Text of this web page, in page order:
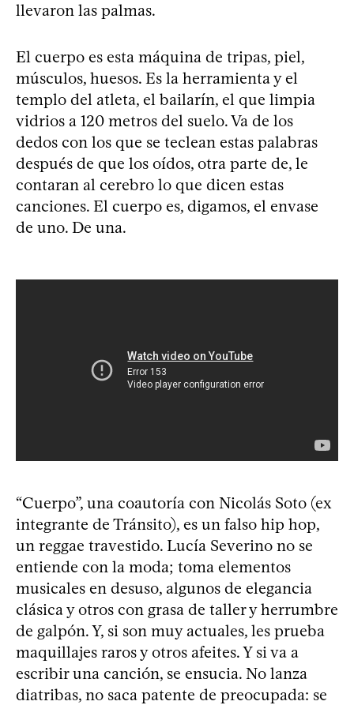
llevaron las palmas.
El cuerpo es esta máquina de tripas, piel,
músculos, huesos. Es la herramienta y el
templo del atleta, el bailarín, el que limpia
vidrios a 120 metros del suelo. Va de los
dedos con los que se teclean estas palabras
después de que los oídos, otra parte de, le
contaran al cerebro lo que dicen estas
canciones. El cuerpo es, digamos, el envase
de uno. De una.
“Cuerpo”, una coautoría con Nicolás Soto (ex
integrante de Tránsito), es un falso hip hop,
un reggae travestido. Lucía Severino no se
entiende con la moda; toma elementos
musicales en desuso, algunos de elegancia
clásica y otros con grasa de taller y herrumbre
de galpón. Y, si son muy actuales, les prueba
maquillajes raros y otros afeites. Y si va a
escribir una canción, se ensucia. No lanza
diatribas, no saca patente de preocupada: se